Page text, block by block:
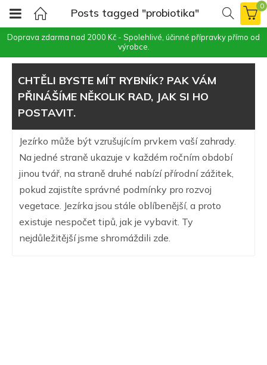
Doprava zdarma nad 2000 Kč - Spolehlivé, účinné přípravky přímo od
výrobce.
Posts tagged "probiotika"
0
CHTĚLI BYSTE MÍT RYBNÍK? PAK VÁM
PŘINÁŠÍME NĚKOLIK RAD, JAK SI HO
POSTAVIT.
Jezírko může být vzrušujícím prvkem vaší zahrady.
Na jedné straně ukazuje v každém ročním období
jinou tvář, na straně druhé nabízí přírodní zážitek,
pokud zajistíte správné podmínky pro rozvoj
vegetace. Jezírka jsou stále oblíbenější, a proto
existuje nespočet tipů, jak je vybavit. Ty
nejdůležitější jsme shromáždili zde.